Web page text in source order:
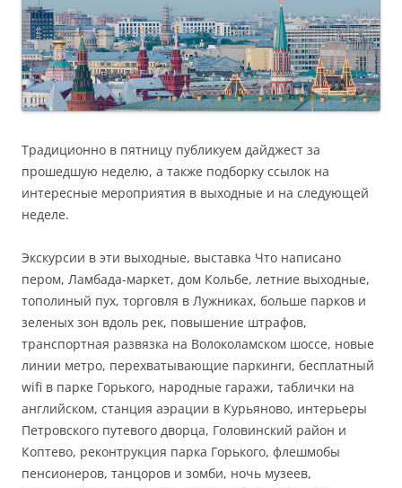
Традиционно в пятницу публикуем дайджест за
прошедшую неделю, а также подборку ссылок на
интересные мероприятия в выходные и на следующей
неделе.
Экскурсии в эти выходные, выставка Что написано
пером, Ламбада-маркет, дом Кольбе, летние выходные,
тополиный пух, торговля в Лужниках, больше парков и
зеленых зон вдоль рек, повышение штрафов,
транспортная развязка на Волоколамском шоссе, новые
линии метро, перехватывающие паркинги, бесплатный
wifi в парке Горького, народные гаражи, таблички на
английском, станция аэрации в Курьяново, интерьеры
Петровского путевого дворца, Головинский район и
Коптево, реконтрукция парка Горького, флешмобы
пенсионеров, танцоров и зомби, ночь музеев,